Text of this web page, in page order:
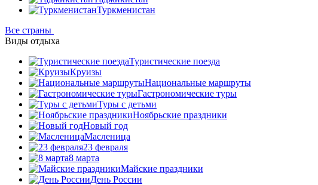
Туркменистан
Все страны
Виды отдыха
Туристические поезда
Круизы
Национальные маршруты
Гастрономические туры
Туры с детьми
Ноябрьские праздники
Новый год
Масленица
23 февраля
8 марта
Майские праздники
День России